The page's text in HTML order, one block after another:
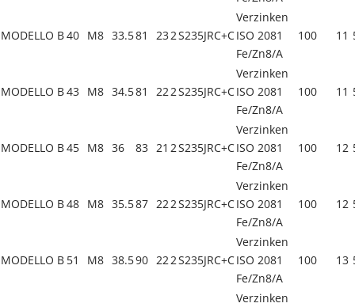
MODELLO B40 M8 33.581 232S235JRC+C
Verzinken
ISO 2081
Fe/Zn8/A
100 11
MODELLO B43 M8 34.581 222S235JRC+C
Verzinken
ISO 2081
Fe/Zn8/A
100 11
MODELLO B45 M8 36 83 21 2S235JRC+C
Verzinken
ISO 2081
Fe/Zn8/A
100 12
MODELLO B48 M8 35.587 222S235JRC+C
Verzinken
ISO 2081
Fe/Zn8/A
100 12
MODELLO B 51 M8 38.590 222S235JRC+C
Verzinken
ISO 2081
Fe/Zn8/A
100 13
Verzinken